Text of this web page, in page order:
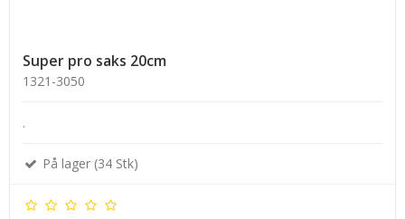
Super pro saks 20cm
1321-3050
.
På lager (34 Stk)